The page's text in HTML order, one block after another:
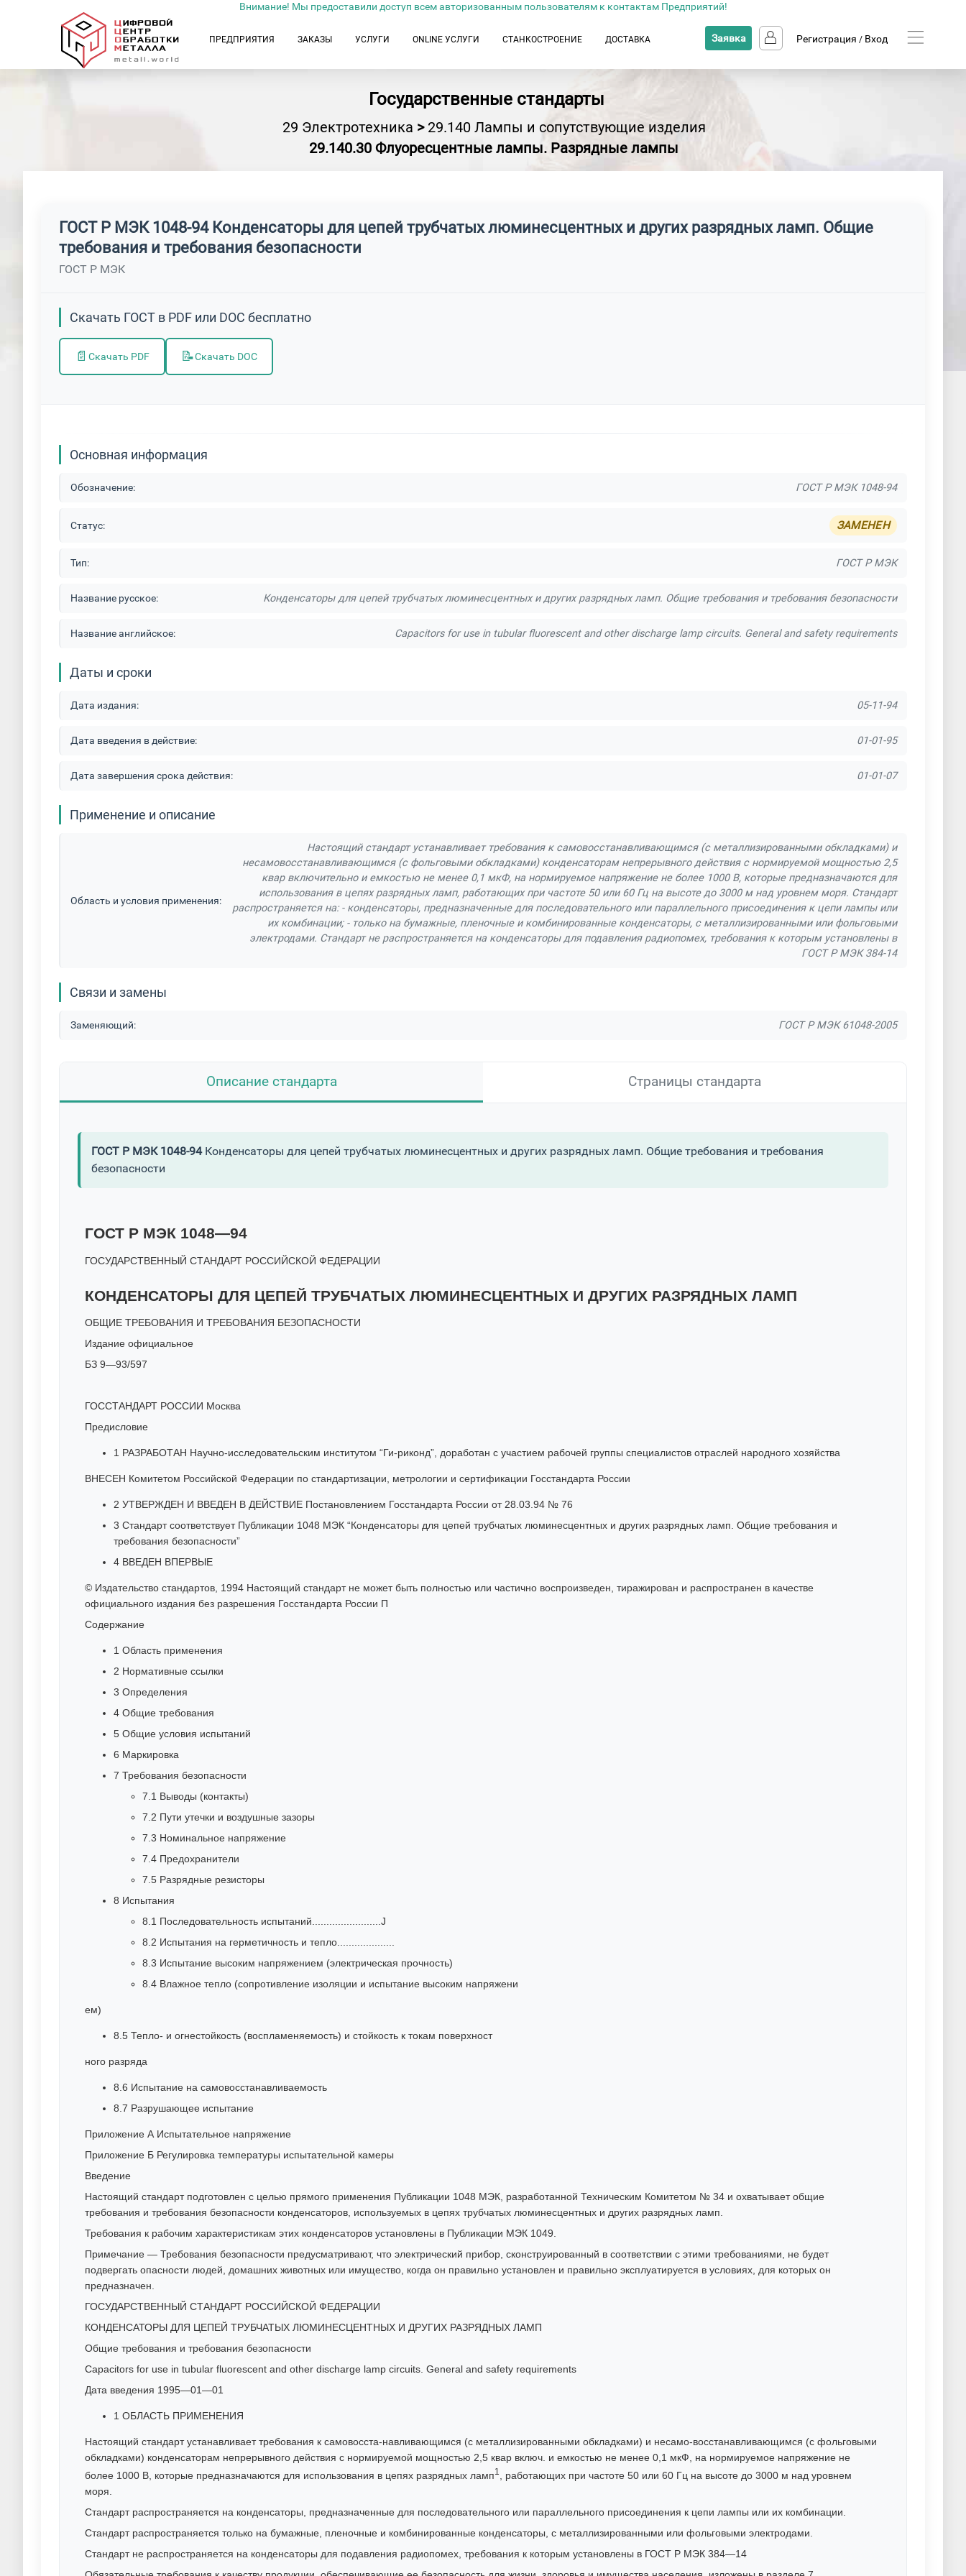
Внимание! Мы предоставили доступ всем авторизованным пользователям к контактам Предприятий!
ПРЕДПРИЯТИЯ ЗАКАЗЫ УСЛУГИ ONLINE УСЛУГИ СТАНКОСТРОЕНИЕ ДОСТАВКА Заявка Регистрация / Вход
Государственные стандарты
29 Электротехника > 29.140 Лампы и сопутствующие изделия
29.140.30 Флуоресцентные лампы. Разрядные лампы
ГОСТ Р МЭК 1048-94 Конденсаторы для цепей трубчатых люминесцентных и других разрядных ламп. Общие
требования и требования безопасности
ГОСТ Р МЭК
Скачать ГОСТ в PDF или DOC бесплатно
📄 Скачать PDF 📝Скачать DOC
Основная информация
Обозначение: ГОСТ Р МЭК 1048-94
Статус: ЗАМЕНЕН
Тип: ГОСТ Р МЭК
Название русское: Конденсаторы для цепей трубчатых люминесцентных и других разрядных ламп. Общие требования и требования безопасности
Название английское: Capacitors for use in tubular fluorescent and other discharge lamp circuits. General and safety requirements
Даты и сроки
Дата издания: 05-11-94
Дата введения в действие: 01-01-95
Дата завершения срока действия: 01-01-07
Применение и описание
Область и условия применения:
Настоящий стандарт устанавливает требования к самовосстанавливающимся (с металлизированными обкладками) и
несамовосстанавливающимся (с фольговыми обкладками) конденсаторам непрерывного действия с нормируемой мощностью 2,5
квар включительно и емкостью не менее 0,1 мкФ, на нормируемое напряжение не более 1000 В, которые предназначаются для
использования в цепях разрядных ламп, работающих при частоте 50 или 60 Гц на высоте до 3000 м над уровнем моря. Стандарт
распространяется на: - конденсаторы, предназначенные для последовательного или параллельного присоединения к цепи лампы или
их комбинации; - только на бумажные, пленочные и комбинированные конденсаторы, с металлизированными или фольговыми
электродами. Стандарт не распространяется на конденсаторы для подавления радиопомех, требования к которым установлены в
ГОСТ Р МЭК 384-14
Связи и замены
Заменяющий: ГОСТ Р МЭК 61048-2005
Описание стандарта Страницы стандарта
ГОСТ Р МЭК 1048-94Конденсаторы для цепей трубчатых люминесцентных и других разрядных ламп. Общие требования и требования
безопасности